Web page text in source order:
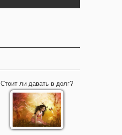
Стоит ли давать в долг?